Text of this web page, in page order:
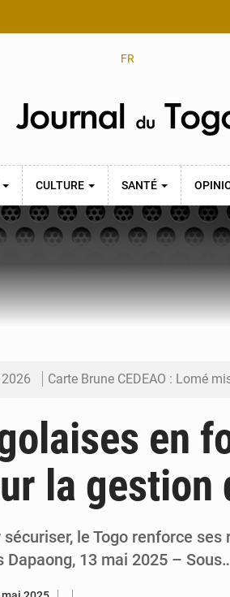
FR
CULTURE SANTÉ
Carte Brune CEDEAO : Lomé
2026 Budget vert 2027 : Le ministère de
Travail domestique non rémunéré : à
en
la gestion
le Togo renforce
13 mai 2025 –